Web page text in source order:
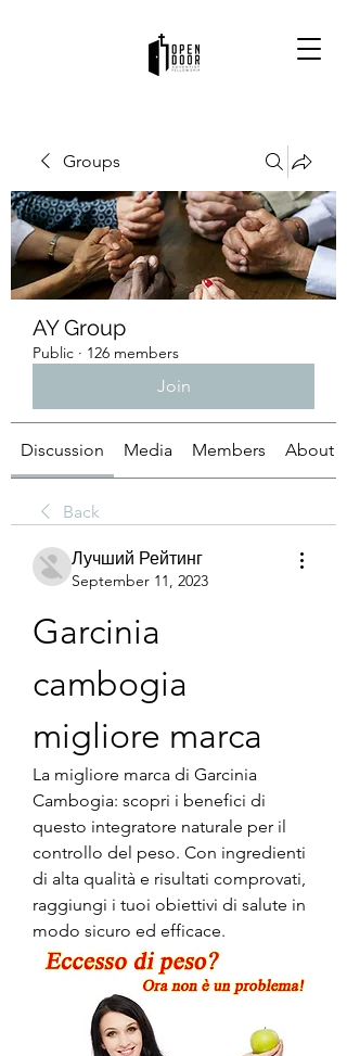
Groups
AY Group
Public · 126 members
Join
Discussion Media Members About
Back
Лучший Рейтинг
September 11, 2023
Garcinia
cambogia
migliore marca
La migliore marca di Garcinia
Cambogia: scopri i benefici di
questo integratore naturale per il
controllo del peso. Con ingredienti
di alta qualità e risultati comprovati,
raggiungi i tuoi obiettivi di salute in
modo sicuro ed efficace.